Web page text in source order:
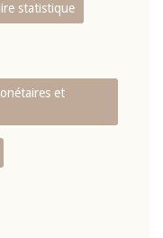
statistique
et